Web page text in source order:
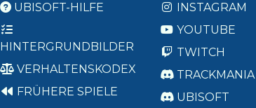
UBISOFT-HILFE
HINTERGRUNDBILDER
VERHALTENSKODEX
FRÜHERE SPIELE
INSTAGRAM
YOUTUBE
TWITCH
TRACKMANIA
UBISOFT